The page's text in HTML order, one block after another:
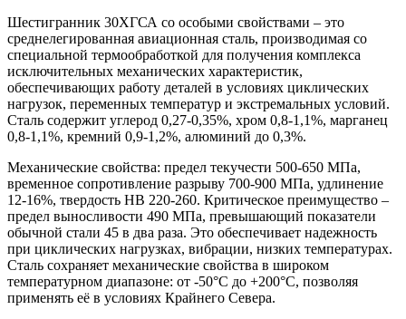
Шестигранник 30ХГСА со особыми свойствами – это
среднелегированная авиационная сталь, производимая со
специальной термообработкой для получения комплекса
исключительных механических характеристик,
обеспечивающих работу деталей в условиях циклических
нагрузок, переменных температур и экстремальных условий.
Сталь содержит углерод 0,27-0,35%, хром 0,8-1,1%, марганец
0,8-1,1%, кремний 0,9-1,2%, алюминий до 0,3%.
Механические свойства: предел текучести 500-650 МПа,
временное сопротивление разрыву 700-900 МПа, удлинение
12-16%, твердость HB 220-260. Критическое преимущество –
предел выносливости 490 МПа, превышающий показатели
обычной стали 45 в два раза. Это обеспечивает надежность
при циклических нагрузках, вибрации, низких температурах.
Сталь сохраняет механические свойства в широком
температурном диапазоне: от -50°C до +200°C, позволяя
применять её в условиях Крайнего Севера.